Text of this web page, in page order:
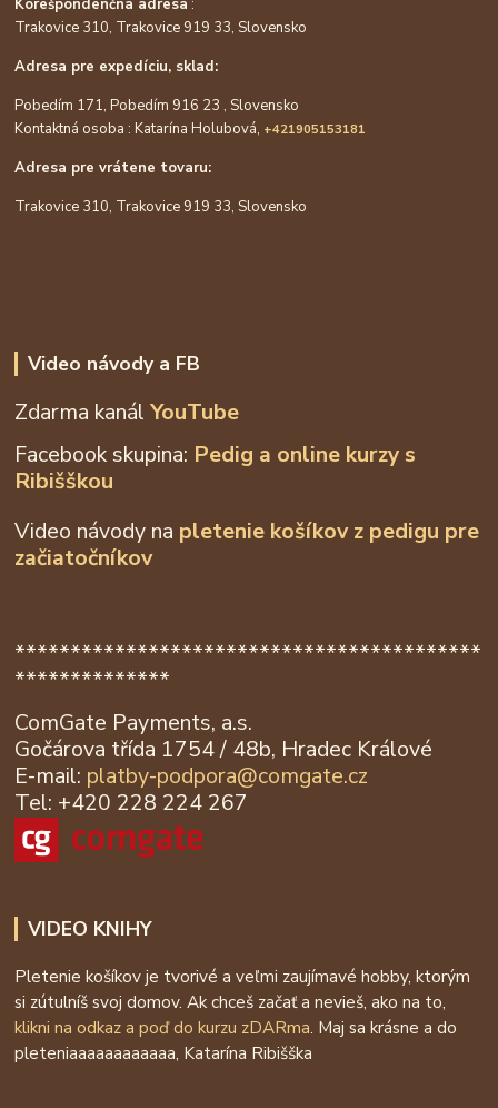
Korešpondenčná adresa :
Trakovice 310, Trakovice 919 33, Slovensko
Adresa pre expedíciu, sklad:
Pobedím 171, Pobedím 916 23 , Slovensko
Kontaktná osoba : Katarína Holubová, +421905153181
Adresa pre vrátene tovaru:
Trakovice 310, Trakovice 919 33, Slovensko
Video návody a FB
Zdarma kanálYouTube
Facebook skupina: Pedig a online kurzy s
Ribišškou
Video návody na pletenie košíkov z pedigu pre
začiatočníkov
******************************************
**************
ComGate Payments, a.s.
Gočárova třída 1754 / 48b, Hradec Králové
E-mail: platby-podpora@comgate.cz
Tel: +420 228 224 267
VIDEO KNIHY
Pletenie košíkov je tvorivé a veľmi zaujímavé hobby, ktorým
si zútulníš svoj domov. Ak chceš začať a nevieš, ako na to,
klikni na odkaz a poď do kurzu zDARma. Maj sa krásne a do
pleteniaaaaaaaaaaaa, Katarína Ribišška